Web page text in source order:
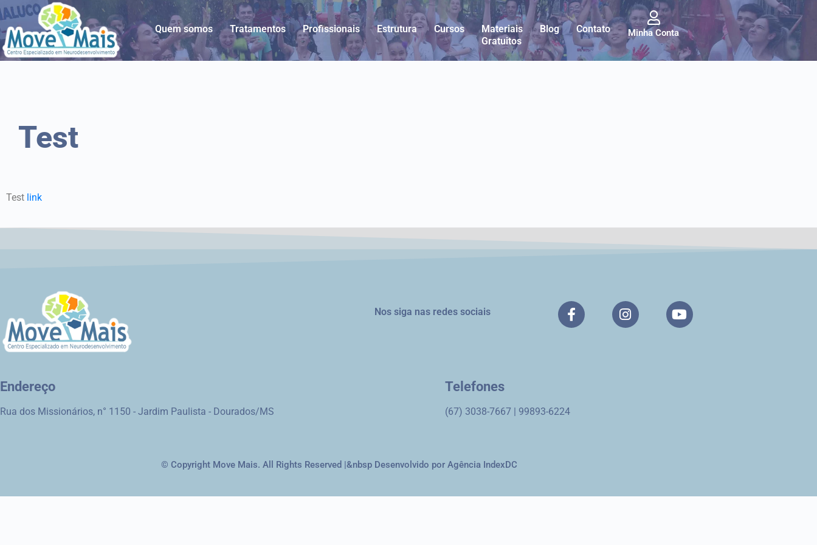
Quem somos Tratamentos Profissionais Estrutura Cursos
Materiais
Gratuitos
Blog Contato Minha Conta
Test
Test link
Nos siga nas redes sociais
Endereço
Rua dos Missionários, n° 1150 - Jardim Paulista - Dourados/MS
Telefones
(67) 3038-7667 | 99893-6224
© Copyright Move Mais. All Rights Reserved |&nbsp Desenvolvido por Agência IndexDC